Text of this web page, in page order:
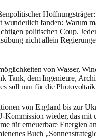
wunderlich fanden: Warum
politischen Coup.
nicht allein
von Wasser,
Tank, dem Ingenieure,
soll nun für die
von England bis zur
Kommission wieder, das
für erneuerbare
Buch